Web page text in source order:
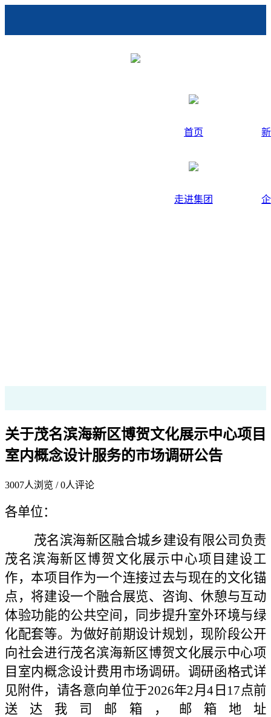
首页
走进集团
关于茂名滨海新区博贺文化展示中心项目
室内概念设计服务的市场调研公告
3007人浏览 /0人评论
各单位：
茂名滨海新区融合城乡建设有限公司负责
茂名滨海新区博贺文化展示中心项目建设工
作，本项目作为一个连接过去与现在的文化锚
点，将建设一个融合展览、咨询、休憩与互动
体验功能的公共空间，同步提升室外环境与绿
化配套等。为做好前期设计规划，现阶段公开
向社会进行茂名滨海新区博贺文化展示中心项
目 室内概念设计费用 市场调研。调研函格式详
见附件，请各意向单位于2026年2月4 日17点前
送达我司邮箱，邮箱地址